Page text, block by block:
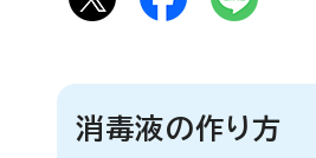
消毒液の作り方